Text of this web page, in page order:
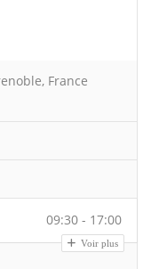
France
09:30 - 17:00
Voir plus